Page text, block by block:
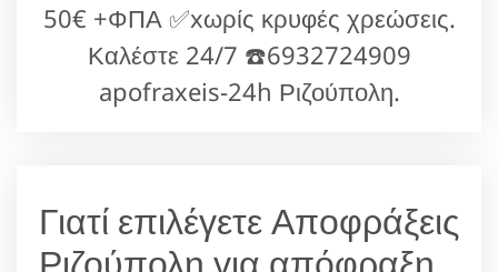
50€ +ΦΠΑ ✅xωρίς κρυφές χρεώσεις.
Καλέστε 24/7 ☎️6932724909
apofraxeis-24h Ριζούπολη.
Γιατί επιλέγετε Αποφράξεις